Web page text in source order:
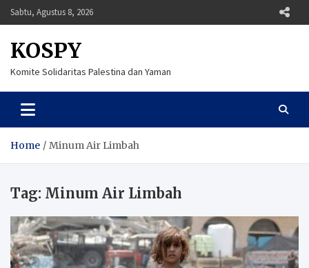
Skip
to
Sabtu, Agustus 8, 2026
KOSPY
Komite Solidaritas Palestina dan Yaman
Home Minum Air Limbah
Tag: Minum Air Limbah